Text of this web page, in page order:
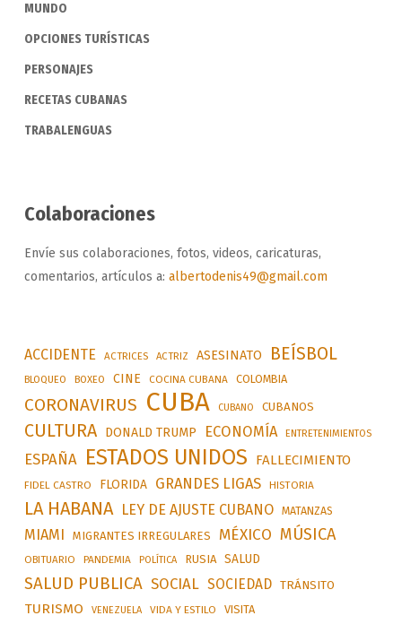
MUNDO
OPCIONES TURÍSTICAS
PERSONAJES
RECETAS CUBANAS
TRABALENGUAS
Colaboraciones
Envíe sus colaboraciones, fotos, videos, caricaturas,
comentarios, artículos a: albertodenis49@gmail.com
ACCIDENTE ACTRICES ACTRIZ ASESINATO BEÍSBOL
BLOQUEO BOXEO CINE COCINA CUBANA COLOMBIA
CORONAVIRUS CUBA CUBANO CUBANOS
CULTURA DONALD TRUMP ECONOMÍA ENTRETENIMIENTOS
ESPAÑA ESTADOS UNIDOS FALLECIMIENTO
FIDEL CASTRO FLORIDA GRANDES LIGAS HISTORIA
LA HABANA LEY DE AJUSTE CUBANO MATANZAS
MIAMI MIGRANTES IRREGULARES MÉXICO MÚSICA
OBITUARIO PANDEMIA POLÍTICA RUSIA SALUD
SALUD PUBLICA SOCIAL SOCIEDAD TRÁNSITO
TURISMO VENEZUELA VIDA Y ESTILO VISITA